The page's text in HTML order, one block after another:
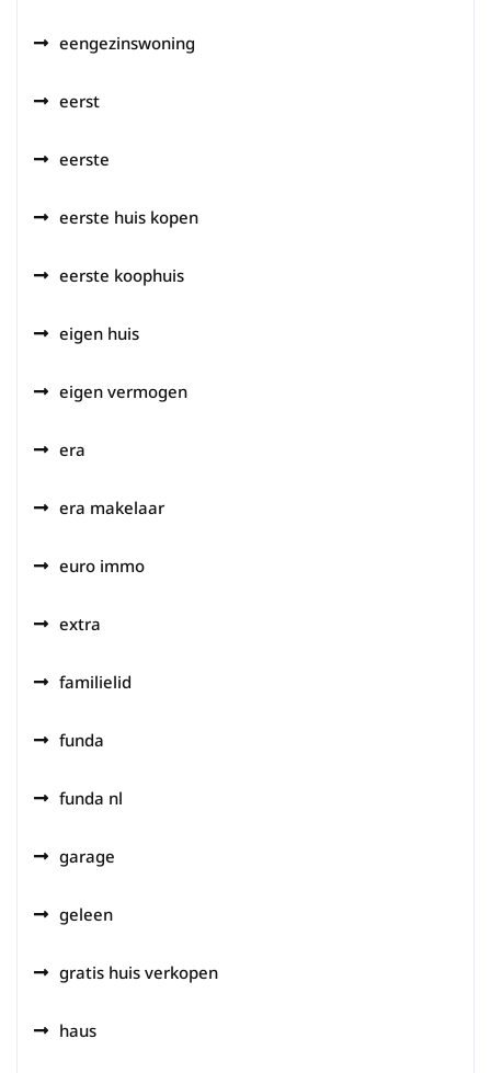
eengezinswoning
eerst
eerste
eerste huis kopen
eerste koophuis
eigen huis
eigen vermogen
era
era makelaar
euro immo
extra
familielid
funda
funda nl
garage
geleen
gratis huis verkopen
haus